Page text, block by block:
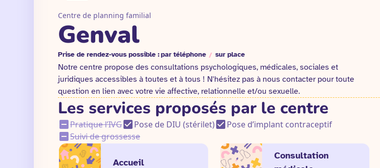
Centre de planning familial
Genval
Prise de rendez-vous possible :par téléphone / sur place
Notre centre propose des consultations psychologiques, médicales, sociales et
juridiques accessibles à toutes et à tous ! N'hésitez pas à nous contacter pour toute
question en lien avec votre vie affective, relationnelle et/ou sexuelle.
Les services proposés par le centre
Pratique l’IVG Pose de DIU (stérilet)
Pose d’implant contraceptif
Suivi de grossesse
Accueil
Consultation